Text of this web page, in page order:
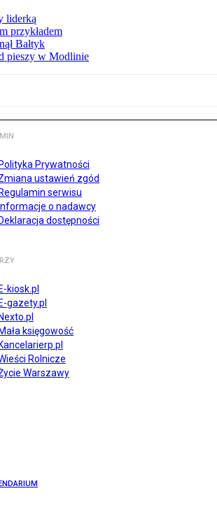
liderką
przykładem
Bałtyk
pieszy w Modlinie
Polityka Prywatności
ustawień zgód
Regulamin serwisu
Informacje o nadawcy
Deklaracja dostępności
E-kiosk.pl
E-gazety.pl
Nexto.pl
Mała księgowość
Kancelarierp.pl
Rolnicze
Warszawy